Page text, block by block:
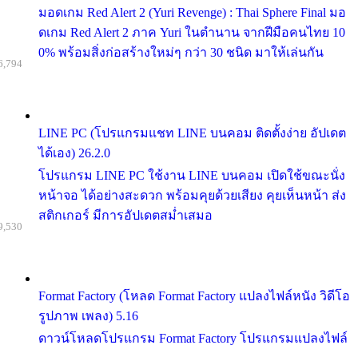
มอดเกม Red Alert 2 (Yuri Revenge) : Thai Sphere Final มอ
ดเกม Red Alert 2 ภาค Yuri ในตำนาน จากฝีมือคนไทย 10
0% พร้อมสิ่งก่อสร้างใหม่ๆ กว่า 30 ชนิด มาให้เล่นกัน
LINE PC (โปรแกรมแชท LINE บนคอม ติดตั้งง่าย อัปเดต
ได้เอง) 26.2.0
โปรแกรม LINE PC ใช้งาน LINE บนคอม เปิดใช้ขณะนั่ง
หน้าจอ ได้อย่างสะดวก พร้อมคุยด้วยเสียง คุยเห็นหน้า ส่ง
สติกเกอร์ มีการอัปเดตสม่ำเสมอ
Format Factory (โหลด Format Factory แปลงไฟล์หนัง วิดีโอ
รูปภาพ เพลง) 5.16
ดาวน์โหลดโปรแกรม Format Factory โปรแกรมแปลงไฟล์